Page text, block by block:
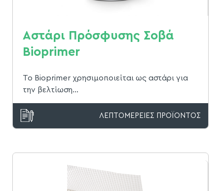
Αστάρι Πρόσφυσης Σοβά
Bioprimer
Το Bioprimer χρησιμοποιείται ως αστάρι για
την βελτίωση...
ΛΕΠΤΟΜΕΡΕΙΕΣ ΠΡΟΪΟΝΤΟΣ